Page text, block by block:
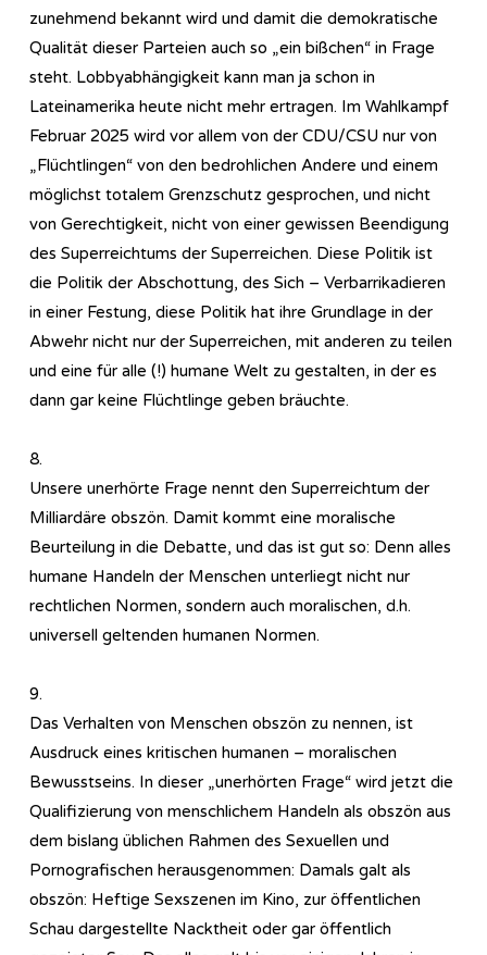
zunehmend bekannt wird und damit die demokratische
Qualität dieser Parteien auch so „ein bißchen“ in Frage
steht. Lobbyabhängigkeit kann man ja schon in
Lateinamerika heute nicht mehr ertragen. Im Wahlkampf
Februar 2025 wird vor allem von der CDU/CSU nur von
„Flüchtlingen“ von den bedrohlichen Andere und einem
möglichst totalem Grenzschutz gesprochen, und nicht
von Gerechtigkeit, nicht von einer gewissen Beendigung
des Superreichtums der Superreichen. Diese Politik ist
die Politik der Abschottung, des Sich – Verbarrikadieren
in einer Festung, diese Politik hat ihre Grundlage in der
Abwehr nicht nur der Superreichen, mit anderen zu teilen
und eine für alle (!) humane Welt zu gestalten, in der es
dann gar keine Flüchtlinge geben bräuchte.
8.
Unsere unerhörte Frage nennt den Superreichtum der
Milliardäre obszön. Damit kommt eine moralische
Beurteilung in die Debatte, und das ist gut so: Denn alles
humane Handeln der Menschen unterliegt nicht nur
rechtlichen Normen, sondern auch moralischen, d.h.
universell geltenden humanen Normen.
9.
Das Verhalten von Menschen obszön zu nennen, ist
Ausdruck eines kritischen humanen – moralischen
Bewusstseins. In dieser „unerhörten Frage“ wird jetzt die
Qualifizierung von menschlichem Handeln als obszön aus
dem bislang üblichen Rahmen des Sexuellen und
Pornografischen herausgenommen: Damals galt als
obszön: Heftige Sexszenen im Kino, zur öffentlichen
Schau dargestellte Nacktheit oder gar öffentlich